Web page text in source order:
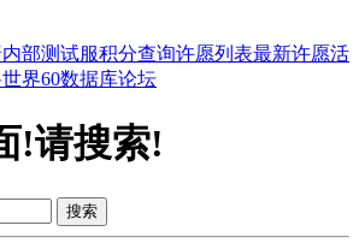
内部测试服积分查询许愿列表最新许愿活
界60数据库论坛
!请搜索!
搜索